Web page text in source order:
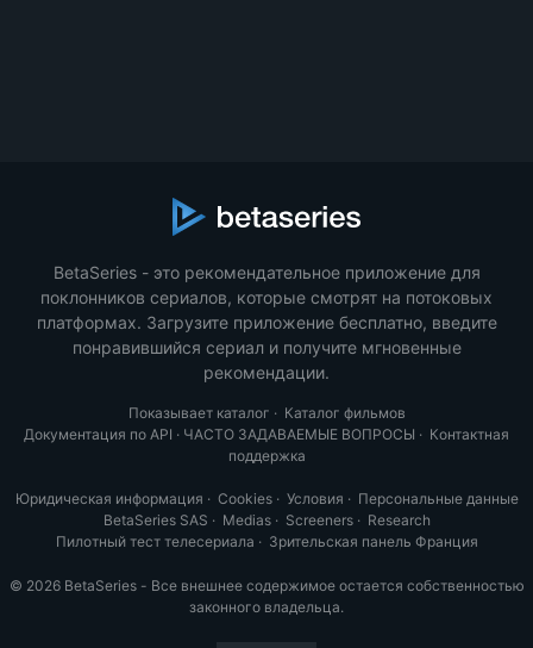
BetaSeries - это рекомендательное приложение для
поклонников сериалов, которые смотрят на потоковых
платформах. Загрузите приложение бесплатно, введите
понравившийся сериал и получите мгновенные
рекомендации.
Показывает каталог · Каталог фильмов
Документация по API · ЧАСТО ЗАДАВАЕМЫЕ ВОПРОСЫ · Контактная
поддержка
Юридическая информация · Cookies· Условия · Персональные данные
BetaSeries SAS · Medias· Screeners· Research
Пилотный тест телесериала · Зрительская панель Франция
© 2026 BetaSeries - Все внешнее содержимое остается собственностью
законного владельца.